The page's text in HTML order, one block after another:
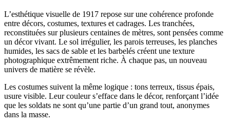
L’esthétique visuelle de 1917 repose sur une cohérence profonde
entre décors, costumes, textures et cadrages. Les tranchées,
reconstituées sur plusieurs centaines de mètres, sont pensées comme
un décor vivant. Le sol irrégulier, les parois terreuses, les planches
humides, les sacs de sable et les barbelés créent une texture
photographique extrêmement riche. À chaque pas, un nouveau
univers de matière se révèle.
Les costumes suivent la même logique : tons terreux, tissus épais,
usure visible. Leur couleur s’efface dans le décor, renforçant l’idée
que les soldats ne sont qu’une partie d’un grand tout, anonymes
dans la masse.